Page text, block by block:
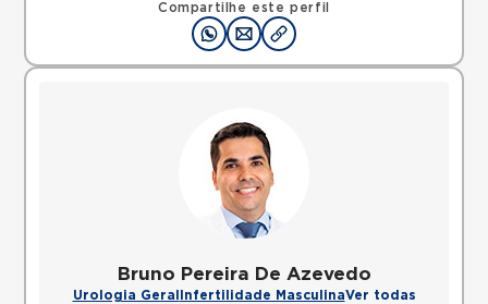
Compartilhe este perfil
Bruno Pereira De Azevedo
Urologia Geral Infertilidade MasculinaVer todas